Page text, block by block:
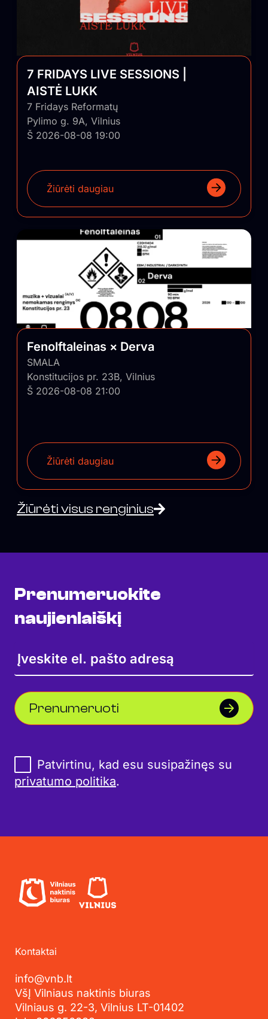
7 FRIDAYS LIVE SESSIONS |
AISTĖ LUKK
7 Fridays Reformatų
Pylimo g. 9A, Vilnius
Š 2026-08-08 19:00
Žiūrėti daugiau
Fenolftaleinas × Derva
SMALA
Konstitucijos pr. 23B, Vilnius
Š 2026-08-08 21:00
Žiūrėti daugiau
Žiūrėti visus renginius
Prenumeruokite
naujienlaiškį
Prenumeruoti
Patvirtinu, kad esu susipažinęs su
privatumo politika.
Kontaktai
info@vnb.lt
VšĮ Vilniaus naktinis biuras
Vilniaus g. 22-3, Vilnius LT-01402